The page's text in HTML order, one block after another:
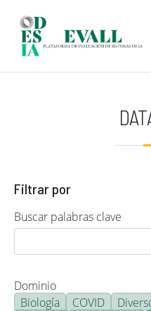
Filtrar por
Buscar palabras clave
Dominio
Biología
COVID